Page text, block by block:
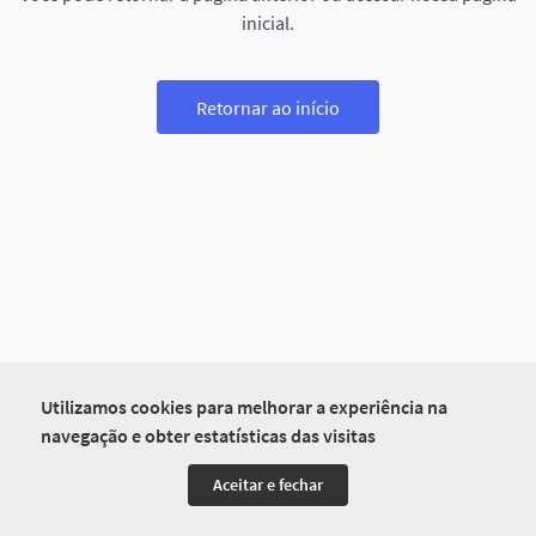
Utilizamos cookies para melhorar a experiência na
navegação e obter estatísticas das visitas
Aceitar e fechar
inicial.
Retornar ao início